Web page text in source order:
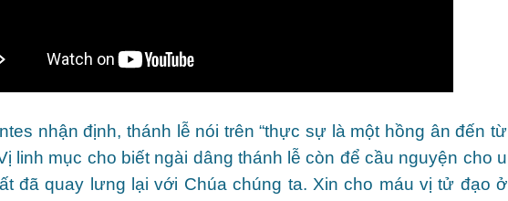
nhận định, thánh lễ nói trên “thực sự là một hồng ân đến từ
linh mục cho biết ngài dâng thánh lễ còn để cầu nguyện cho u
đã quay lưng lại với Chúa chúng ta. Xin cho máu vị tử đạo ở